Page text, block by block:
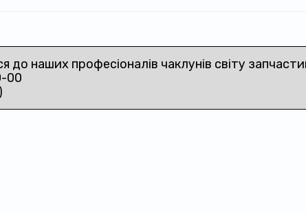
до наших професіоналів чаклунів світу
00